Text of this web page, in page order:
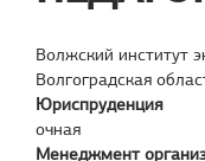
Волжский институт
Волгоградская
Юриспруденция
очная
Менеджмент